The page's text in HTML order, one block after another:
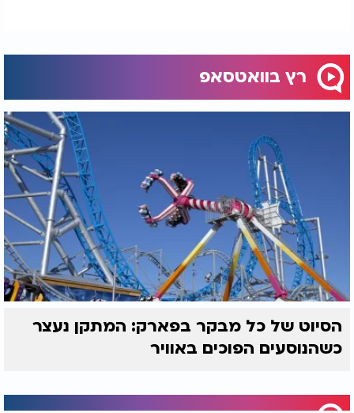
רץ בוואטסאפ
הסיוט של כל מבקר בפארק: המתקן נעצר
כשהנוסעים הפוכים באוויר